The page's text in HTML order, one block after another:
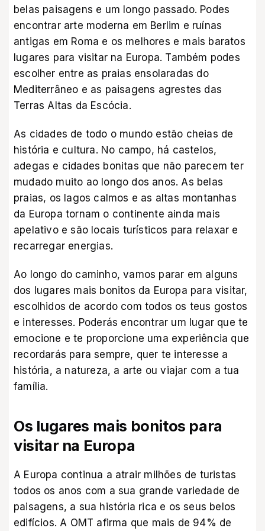
belas paisagens e um longo passado. Podes
encontrar arte moderna em Berlim e ruínas
antigas em Roma e os melhores e mais baratos
lugares para visitar na Europa. Também podes
escolher entre as praias ensolaradas do
Mediterrâneo e as paisagens agrestes das
Terras Altas da Escócia.
As cidades de todo o mundo estão cheias de
história e cultura. No campo, há castelos,
adegas e cidades bonitas que não parecem ter
mudado muito ao longo dos anos. As belas
praias, os lagos calmos e as altas montanhas
da Europa tornam o continente ainda mais
apelativo e são locais turísticos para relaxar e
recarregar energias.
Ao longo do caminho, vamos parar em alguns
dos lugares mais bonitos da Europa para visitar,
escolhidos de acordo com todos os teus gostos
e interesses. Poderás encontrar um lugar que te
emocione e te proporcione uma experiência que
recordarás para sempre, quer te interesse a
história, a natureza, a arte ou viajar com a tua
família.
Os lugares mais bonitos para
visitar na Europa
A Europa continua a atrair milhões de turistas
todos os anos com a sua grande variedade de
paisagens, a sua história rica e os seus belos
edifícios. A OMT afirma que mais de 94% de